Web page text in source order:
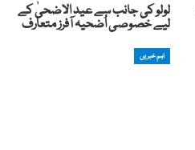
لولو کی جانب سے عید الاضحیٰ کے
لیے خصوصی اُضحیہ آفرز متعارف
اہم خبریں